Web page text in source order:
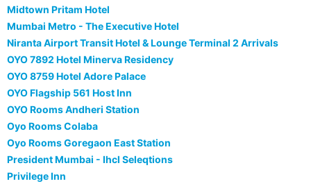
Midtown Pritam Hotel
Mumbai Metro - The Executive Hotel
Niranta Airport Transit Hotel & Lounge Terminal 2 Arrivals
OYO 7892 Hotel Minerva Residency
OYO 8759 Hotel Adore Palace
OYO Flagship 561 Host Inn
OYO Rooms Andheri Station
Oyo Rooms Colaba
Oyo Rooms Goregaon East Station
President Mumbai - Ihcl Seleqtions
Privilege Inn